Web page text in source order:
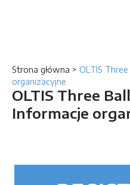
Strona główna > OLTIS
organizacyjne
OLTIS Three
Informacje